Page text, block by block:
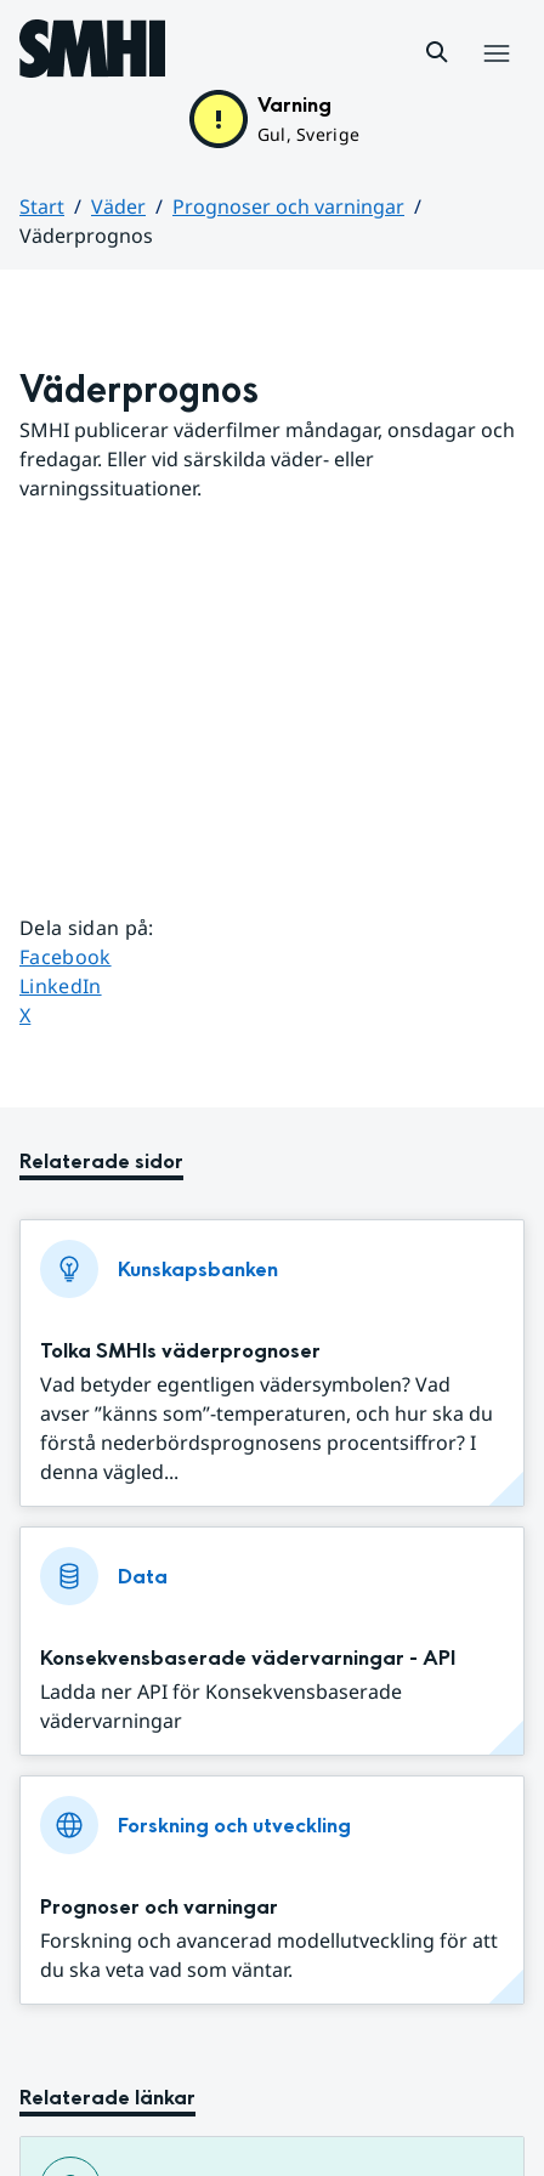
Hoppa till sidans innehåll
Varning
Gul, Sverige
Start Väder
Prognoser och varningar
Väderprognos
Väderprognos
SMHI publicerar väderfilmer måndagar, onsdagar och
fredagar. Eller vid särskilda väder- eller
varningssituationer.
Dela sidan på:
Dela sidan på
Facebook
Dela sidan på
LinkedIn
Dela sidan på
X
Relaterade sidor
Kunskapsbanken
Tolka SMHIs väderprognoser
Vad betyder egentligen vädersymbolen? Vad
avser ”känns som”-temperaturen, och hur ska du
förstå nederbördsprognosens procentsiffror? I
denna vägled...
Data
Konsekvensbaserade vädervarningar - API
Ladda ner API för Konsekvensbaserade
vädervarningar
Forskning och utveckling
Prognoser och varningar
Forskning och avancerad modellutveckling för att
du ska veta vad som väntar.
Relaterade länkar